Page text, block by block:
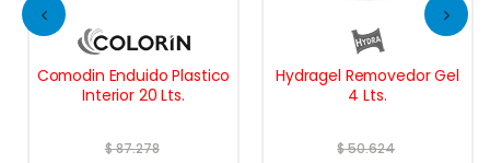
Comodin Enduido Plastico
Interior 20 Lts.
$87.278
Hydragel Removedor Gel
4 Lts.
$50.624